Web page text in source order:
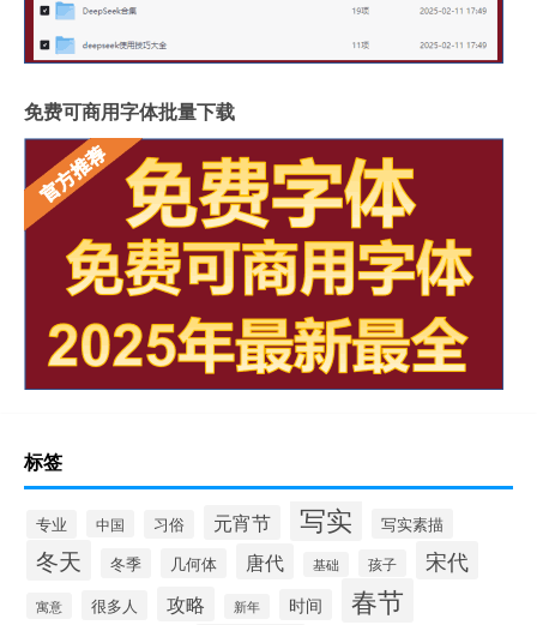
免费可商用字体批量下载
标签
专业 中国 习俗 元宵节 写实 写实素描
冬天 冬季 几何体 唐代 基础 孩子 宋代
寓意 很多人 攻略 新年 时间 春节